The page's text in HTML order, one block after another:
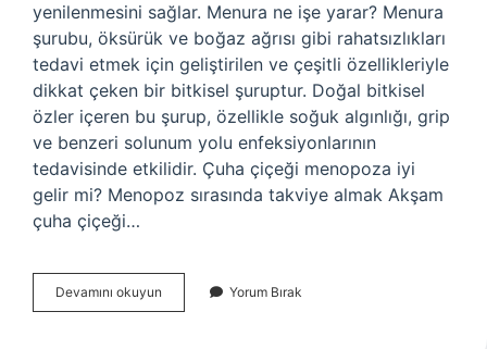
yenilenmesini sağlar. Menura ne işe yarar? Menura
şurubu, öksürük ve boğaz ağrısı gibi rahatsızlıkları
tedavi etmek için geliştirilen ve çeşitli özellikleriyle
dikkat çeken bir bitkisel şuruptur. Doğal bitkisel
özler içeren bu şurup, özellikle soğuk algınlığı, grip
ve benzeri solunum yolu enfeksiyonlarının
tedavisinde etkilidir. Çuha çiçeği menopoza iyi
gelir mi? Menopoz sırasında takviye almak Akşam
çuha çiçeği…
Devamını okuyun
Ve
Yorum Bırak